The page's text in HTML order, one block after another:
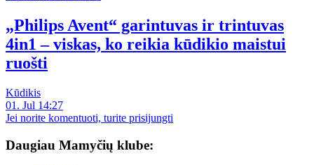
„Philips Avent“ garintuvas ir trintuvas
4in1 – viskas, ko reikia kūdikio maistui
ruošti
Kūdikis
01. Jul 14:27
Jei norite komentuoti, turite prisijungti
Daugiau Mamyčių klube: